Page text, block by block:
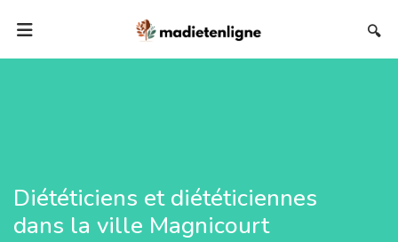
🔍
Diététiciens et diététiciennes
dans la ville Magnicourt